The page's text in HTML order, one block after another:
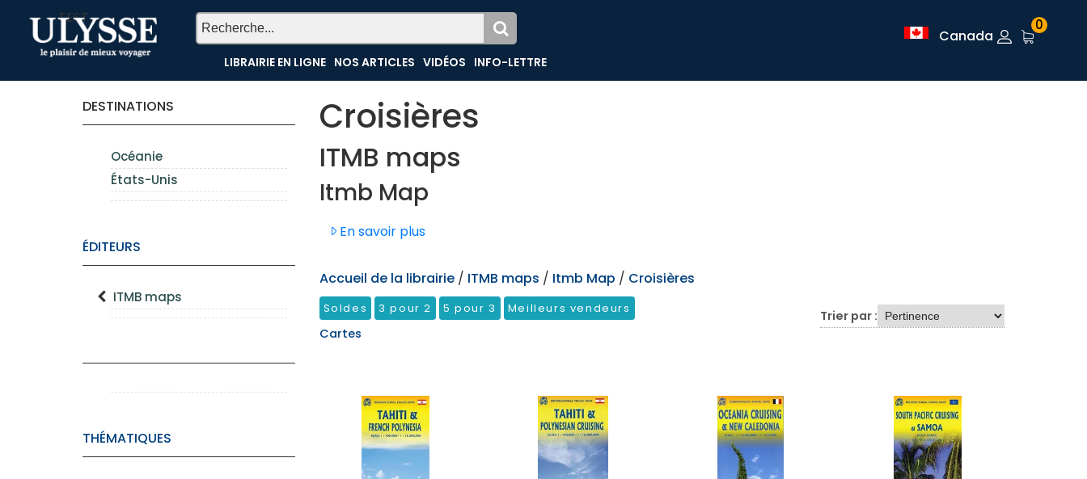
TEST
LIBRAIRIE EN LIGNE NOS ARTICLES VIDÉOS INFO-LETTRE
Canada
0
DESTINATIONS
Océanie
États-Unis
ÉDITEURS
ITMB maps
THÉMATIQUES
Croisières
ITMB maps
Itmb Map
En savoir plus
Accueil de la librairie / ITMB maps / Itmb Map / Croisières
Soldes 3 pour 2 5 pour 3 Meilleurs vendeurs
Cartes
Trier par :